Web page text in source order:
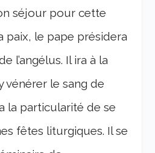
séjour pour cette
paix, le pape présidera
l’angélus. Il ira à la
vénérer le sang de
la particularité de se
fêtes liturgiques. Il se